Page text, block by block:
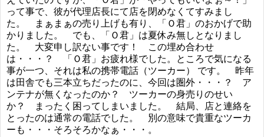
って事で、彼が代理店長にて店を閉めなくてすみまし
た。 まぁまぁの売り上げも有り、「Ｏ君」のおかげで助
かりました。 でも、「Ｏ君」は夏休み無しとなりまし
た。 大変申し訳ない事です！ この埋め合わせ
は・・・？ 「Ｏ君」お疲れ様でした。ところで気になる
事が一つ、それは私の携帯電話（ツーカー） です。 昨年
は田舎でも三本立ちだったのに、今回は圏外・・・？ ア
ンテナが無くなったのか？ ツーカーの身売りのせい
か？ まったく困ってしまいました。 結局、店と連絡を
とったのは通常の電話でした。 別の意味で貴重なツーカ
ーも・・・そろそろかなぁ・・・。